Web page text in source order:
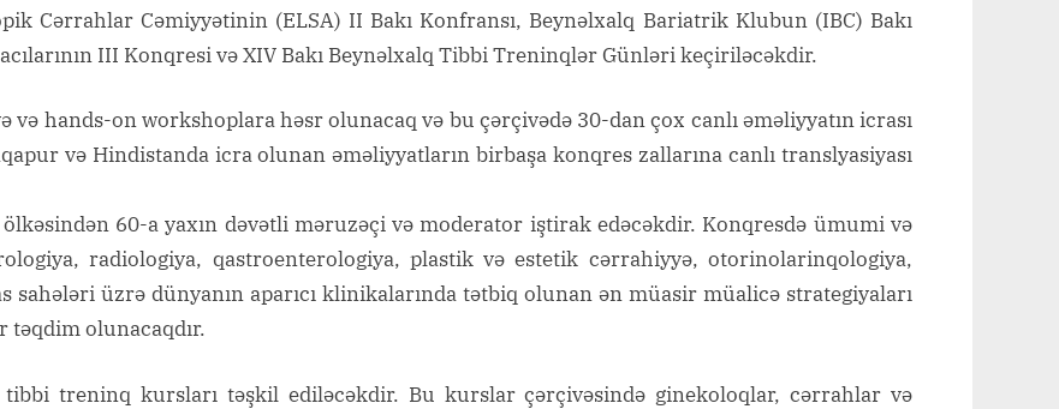
Cərrahlar Cəmiyyətinin (ELSA) II Bakı Konfransı, Beynəlxalq Bariatrik Klubun (IBC) Bakı
III Konqresi və XIV Bakı Beynəlxalq Tibbi Treninqlər Günləri keçiriləcəkdir.
hands-on workshoplara həsr olunacaq və bu çərçivədə 30-dan çox canlı əməliyyatın icrası
və Hindistanda icra olunan əməliyyatların birbaşa konqres zallarına canlı translyasiyası
60-a yaxın dəvətli məruzəçi və moderator iştirak edəcəkdir. Konqresdə ümumi və
radiologiya, qastroenterologiya, plastik və estetik cərrahiyyə, otorinolarinqologiya,
sahələri üzrə dünyanın aparıcı klinikalarında tətbiq olunan ən müasir müalicə strategiyaları
təqdim olunacaqdır.
treninq kursları təşkil ediləcəkdir. Bu kurslar çərçivəsində ginekoloqlar, cərrahlar və